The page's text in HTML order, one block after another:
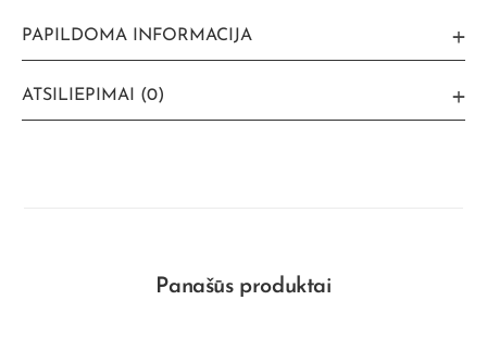
PAPILDOMA INFORMACIJA
ATSILIEPIMAI (0)
Panašūs produktai